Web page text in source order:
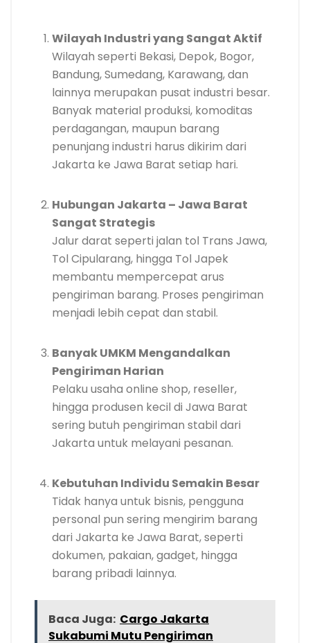
Wilayah Industri yang Sangat Aktif
Wilayah seperti Bekasi, Depok, Bogor,
Bandung, Sumedang, Karawang, dan
lainnya merupakan pusat industri besar.
Banyak material produksi, komoditas
perdagangan, maupun barang
penunjang industri harus dikirim dari
Jakarta ke Jawa Barat setiap hari.
Hubungan Jakarta – Jawa Barat
Sangat Strategis
Jalur darat seperti jalan tol Trans Jawa,
Tol Cipularang, hingga Tol Japek
membantu mempercepat arus
pengiriman barang. Proses pengiriman
menjadi lebih cepat dan stabil.
Banyak UMKM Mengandalkan
Pengiriman Harian
Pelaku usaha online shop, reseller,
hingga produsen kecil di Jawa Barat
sering butuh pengiriman stabil dari
Jakarta untuk melayani pesanan.
Kebutuhan Individu Semakin Besar
Tidak hanya untuk bisnis, pengguna
personal pun sering mengirim barang
dari Jakarta ke Jawa Barat, seperti
dokumen, pakaian, gadget, hingga
barang pribadi lainnya.
Baca Juga: Cargo Jakarta
Sukabumi Mutu Pengiriman